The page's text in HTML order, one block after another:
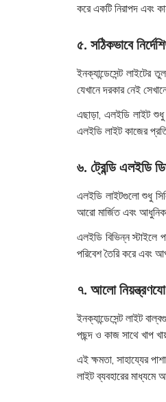
করে একটি নিরাপদ এবং
৫. সঠিকভাবে
ইনক্যান্ডেসেন্ট
যেখানে দরকার নেই
এছাড়া, এলইডি লাইট
এলইডি লাইট কাজের
৬. ট্রেন্ডি এলইডি
এলইডি লাইটগুলো শুধু
আরো মার্জিত এবং আধুনিক
এলইডি বিভিন্ন স্টাইলে
পরিবেশ তৈরি করে এবং
৭. আলো
ইনক্যান্ডেসেন্ট লাইট
পছন্দ ও কাজ সাথে খাপ
এই ক্ষমতা, সাহায্যের
লাইট ব্যবহারের